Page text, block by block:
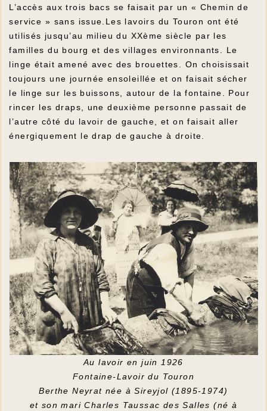
L’accès aux trois bacs se faisait par un « Chemin de
service » sans issue.Les lavoirs du Touron ont été
utilisés jusqu’au milieu du XXème siècle par les
familles du bourg et des villages environnants. Le
linge était amené avec des brouettes. On choisissait
toujours une journée ensoleillée et on faisait sécher
le linge sur les buissons, autour de la fontaine. Pour
rincer les draps, une deuxième personne passait de
l’autre côté du lavoir de gauche, et on faisait aller
énergiquement le drap de gauche à droite.
Au lavoir en juin 1926
Fontaine-Lavoir du Touron
Berthe Neyrat née à Sireyjol (1895-1974)
et son mari Charles Taussac des Salles (né à